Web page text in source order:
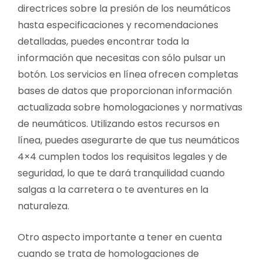
directrices sobre la presión de los neumáticos
hasta especificaciones y recomendaciones
detalladas, puedes encontrar toda la
información que necesitas con sólo pulsar un
botón. Los servicios en línea ofrecen completas
bases de datos que proporcionan información
actualizada sobre homologaciones y normativas
de neumáticos. Utilizando estos recursos en
línea, puedes asegurarte de que tus neumáticos
4×4 cumplen todos los requisitos legales y de
seguridad, lo que te dará tranquilidad cuando
salgas a la carretera o te aventures en la
naturaleza.
Otro aspecto importante a tener en cuenta
cuando se trata de homologaciones de